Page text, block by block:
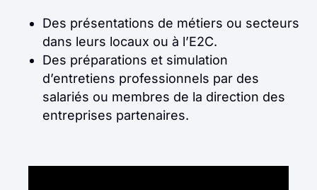
Des présentations de métiers ou secteurs
dans leurs locaux ou à l’E2C.
Des préparations et simulation
d’entretiens professionnels par des
salariés ou membres de la direction des
entreprises partenaires.